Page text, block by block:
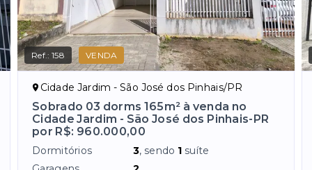
Ref.:158 VENDA
Cidade Jardim - São José dos Pinhais/PR
Sobrado 03 dorms 165m² à venda no
Cidade Jardim - São José dos Pinhais-PR
por R$: 960.000,00
Dormitórios 3, sendo 1 suíte